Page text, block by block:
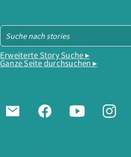
Erweiterte Story Suche ▸
Ganze Seite durchsuchen ▸